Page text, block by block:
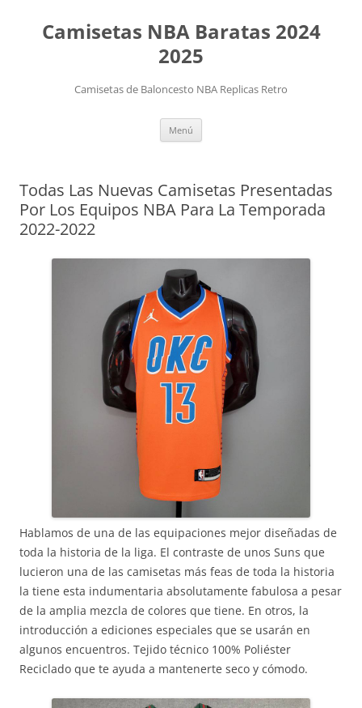
Camisetas NBA Baratas 2024
2025
Camisetas de Baloncesto NBA Replicas Retro
Menú
Todas Las Nuevas Camisetas Presentadas
Por Los Equipos NBA Para La Temporada
2022-2022
Hablamos de una de las equipaciones mejor diseñadas de
toda la historia de la liga. El contraste de unos Suns que
lucieron una de las camisetas más feas de toda la historia
la tiene esta indumentaria absolutamente fabulosa a pesar
de la amplia mezcla de colores que tiene. En otros, la
introducción a ediciones especiales que se usarán en
algunos encuentros. Tejido técnico 100% Poliéster
Reciclado que te ayuda a mantenerte seco y cómodo.